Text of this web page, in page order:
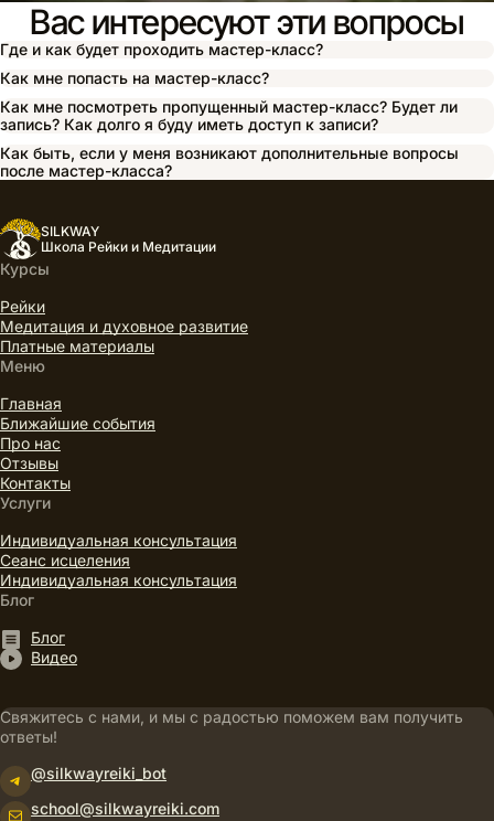
Вас интересуют эти вопросы
Где и как будет проходить мастер-класс?
Как мне попасть на мастер-класс?
Как мне посмотреть пропущенный мастер-класс? Будет ли
запись? Как долго я буду иметь доступ к записи?
Как быть, если у меня возникают дополнительные вопросы
после мастер-класса?
SILKWAY
Школа Рейки и Медитации
Меню
Главная
Ближайшие события
Про нас
Отзывы
Контакты
Курсы
Рейки
Медитация и духовное развитие
Платные материалы
Услуги
Индивидуальная консультация
Сеанс исцеления
Индивидуальная консультация
Блог
Блог
Видео
Свяжитесь с нами, и мы с радостью поможем вам получить
ответы!
Telegram @silkwayreiki_bot
Почта school@silkwayreiki.com